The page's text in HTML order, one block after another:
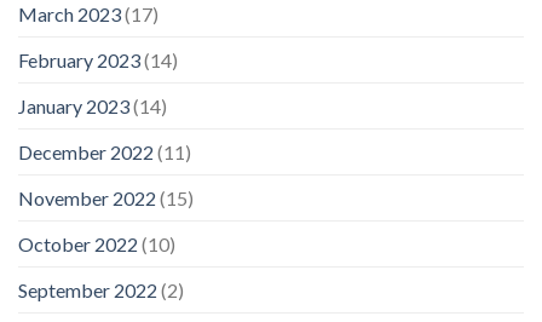
March 2023(17)
February 2023(14)
January 2023(14)
December 2022 (11)
November 2022 (15)
October 2022 (10)
September 2022 (2)